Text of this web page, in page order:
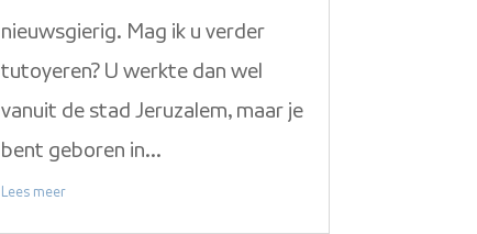
nieuwsgierig. Mag ik u verder
tutoyeren? U werkte dan wel
vanuit de stad Jeruzalem, maar je
bent geboren in...
Lees meer